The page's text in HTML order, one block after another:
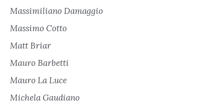
Massimiliano Damaggio
Massimo Cotto
Matt Briar
Mauro Barbetti
Mauro La Luce
Michela Gaudiano